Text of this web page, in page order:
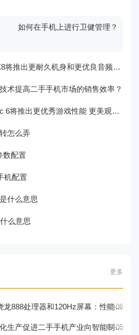
如何在手机上进行卫健管理？
Motorola Moto X8将推出更耐久机身和更优良音频效果
术提高二手手机市场的销售效率？
Nubia Red Magic 6将推出更优秀游戏性能 更美观的外观设计
怎么弄
数配置
机配置
什么意思
么意思
更多
处理器和120Hz屏幕：性能和显示效果出色07-06
产促进二手手机产业向智能制造转型07-05